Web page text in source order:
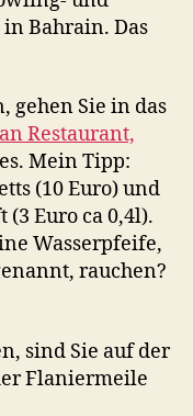
Bahrain. Das
gehen Sie in das
Restaurant,
Mein Tipp:
(10 Euro) und
(3 Euro ca 0,4l).
Wasserpfeife,
rauchen?
sind Sie auf der
Flaniermeile